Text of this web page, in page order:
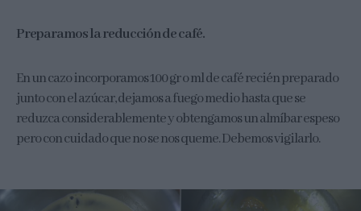
Preparamos la reducción de café.
En un cazo incorporamos 100 gr o ml de café recién preparado
junto con el azúcar, dejamos a fuego medio hasta que se
reduzca considerablemente y obtengamos un almíbar espeso
pero con cuidado que no se nos queme. Debemos vigilarlo.